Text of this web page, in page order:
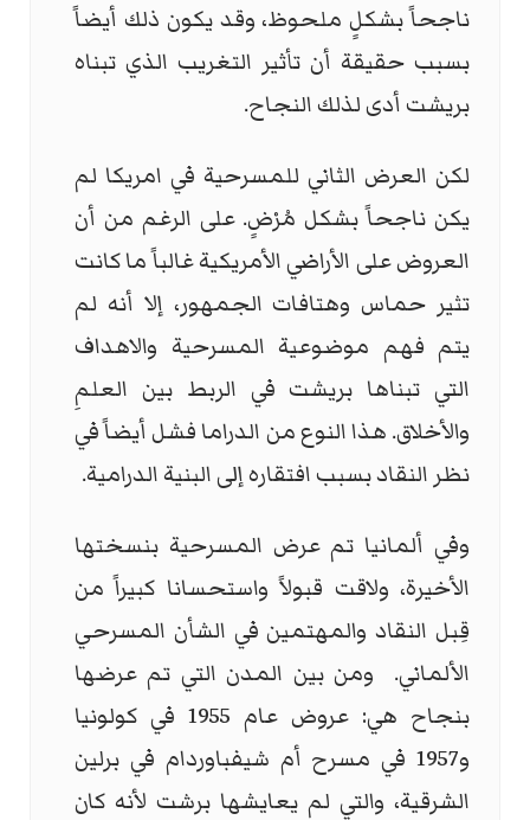
ناجحاً بشكلٍ ملحوظ، وقد يكون ذلك أيضاً
بسبب حقيقة أن تأثير التغريب الذي تبناه
بريشت أدى لذلك النجاح.
لكن العرض الثاني للمسرحية في امريكا لم
يكن ناجحاً بشكل مُرْضٍ. على الرغم من أن
العروض على الأراضي الأمريكية غالباً ما كانت
تثير حماس وهتافات الجمهور، إلا أنه لم
يتم فهم موضوعية المسرحية والاهداف
التي تبناها بريشت في الربط بين العلمِ
والأخلاق. هذا النوع من الدراما فشل أيضاً في
نظر النقاد بسبب افتقاره إلى البنية الدرامية.
وفي ألمانيا تم عرض المسرحية بنسختها
الأخيرة، ولاقت قبولاً واستحسانا كبيراً من
قِبل النقاد والمهتمين في الشأن المسرحي
الألماني. ومن بين المدن التي تم عرضها
بنجاح هي: عروض عام 1955 في كولونيا
و1957 في مسرح أم شيفباوردام في برلين
الشرقية، والتي لم يعايشها برشت لأنه كان